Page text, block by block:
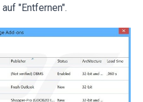
"Entfernen".